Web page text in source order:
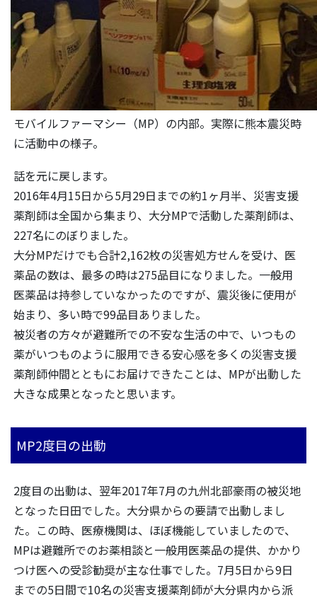
モバイルファーマシー（MP）の内部。実際に熊本震災時
に活動中の様子。
話を元に戻します。
2016年4月15日から5月29日までの約1ヶ月半、災害支援
薬剤師は全国から集まり、大分MPで活動した薬剤師は、
227名にのぼりました。
大分MPだけでも合計2,162枚の災害処方せんを受け、医
薬品の数は、最多の時は275品目になりました。一般用
医薬品は持参していなかったのですが、震災後に使用が
始まり、多い時で99品目ありました。
被災者の方々が避難所での不安な生活の中で、いつもの
薬がいつものように服用できる安心感を多くの災害支援
薬剤師仲間とともにお届けできたことは、MPが出動した
大きな成果となったと思います。
MP2度目の出動
2度目の出動は、翌年2017年7月の九州北部豪雨の被災地
となった日田でした。大分県からの要請で出動しまし
た。この時、医療機関は、ほぼ機能していましたので、
MPは避難所でのお薬相談と一般用医薬品の提供、かかり
つけ医への受診勧奨が主な仕事でした。7月5日から9日
までの5日間で10名の災害支援薬剤師が大分県内から派